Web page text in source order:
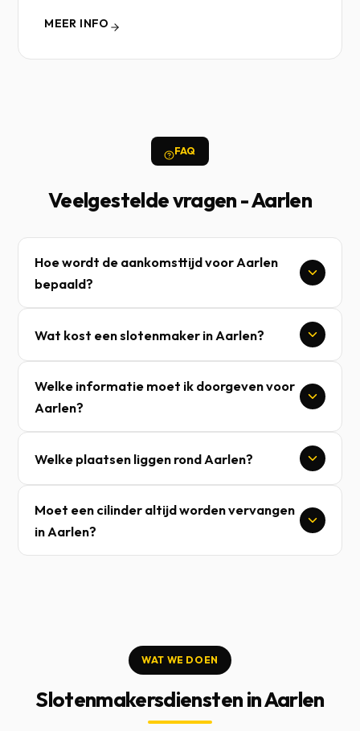
MEER INFO
FAQ
Veelgestelde vragen - Aarlen
Hoe wordt de aankomsttijd voor Aarlen
bepaald?
Wat kost een slotenmaker in Aarlen?
Welke informatie moet ik doorgeven voor
Aarlen?
Welke plaatsen liggen rond Aarlen?
Moet een cilinder altijd worden vervangen
in Aarlen?
WAT WE DOEN
Slotenmakersdiensten in Aarlen